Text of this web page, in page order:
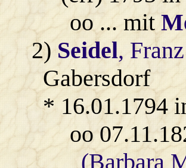
oo ... mit
2) Seidel,
Gabersdorf
* 16.01.1794
oo
(Barbara